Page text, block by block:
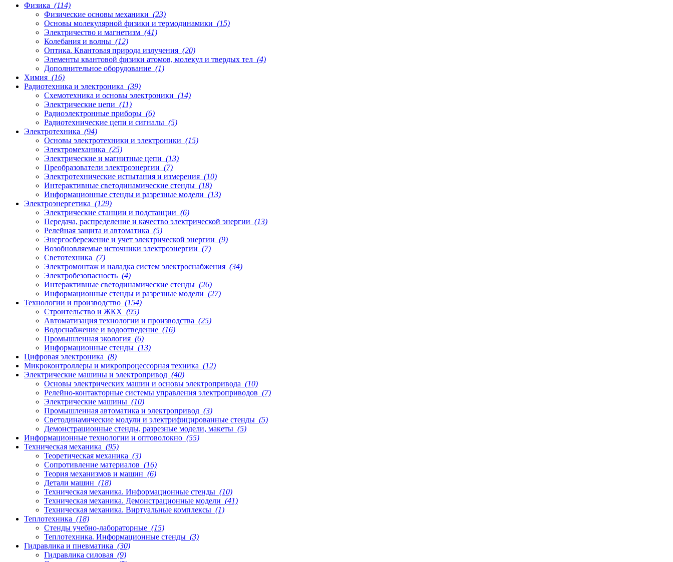
Физика (114)
Физические основы механики (23)
Основы молекулярной физики и термодинамики (15)
Электричество и магнетизм (41)
Колебания и волны (12)
Оптика. Квантовая природа излучения (20)
Элементы квантовой физики атомов, молекул и твердых тел (4)
Дополнительное оборудование (1)
Химия (16)
Радиотехника и электроника (39)
Схемотехника и основы электроники (14)
Электрические цепи (11)
Радиоэлектронные приборы (6)
Радиотехнические цепи и сигналы (5)
Электротехника (94)
Основы электротехники и электроники (15)
Электромеханика (25)
Электрические и магнитные цепи (13)
Преобразователи электроэнергии (7)
Электротехнические испытания и измерения (10)
Интерактивные светодинамические стенды (18)
Информационные стенды и разрезные модели (13)
Электроэнергетика (129)
Электрические станции и подстанции (6)
Передача, распределение и качество электрической энергии (13)
Релейная защита и автоматика (5)
Энергосбережение и учет электрической энергии (9)
Возобновляемые источники электроэнергии (7)
Светотехника (7)
Электромонтаж и наладка систем электроснабжения (34)
Электробезопасность (4)
Интерактивные светодинамические стенды (26)
Информационные стенды и разрезные модели (27)
Технологии и производство (154)
Строительство и ЖКХ (95)
Автоматизация технологии и производства (25)
Водоснабжение и водоотведение (16)
Промышленная экология (6)
Информационные стенды (13)
Цифровая электроника (8)
Микроконтроллеры и микропроцессорная техника (12)
Электрические машины и электропривод (40)
Основы электрических машин и основы электропривода (10)
Релейно-контакторные системы управления электроприводов (7)
Электрические машины (10)
Промышленная автоматика и электропривод (3)
Светодинамические модули и электрифицированные стенды (5)
Демонстрационные стенды, разрезные модели, макеты (5)
Информационные технологии и оптоволокно (55)
Техническая механика (95)
Теоретическая механика (3)
Сопротивление материалов (16)
Теория механизмов и машин (6)
Детали машин (18)
Техническая механика. Информационные стенды (10)
Техническая механика. Демонстрационные модели (41)
Техническая механика. Виртуальные комплексы (1)
Теплотехника (18)
Стенды учебно-лабораторные (15)
Теплотехника. Информационные стенды (3)
Гидравлика и пневматика (30)
Гидравлика силовая (9)